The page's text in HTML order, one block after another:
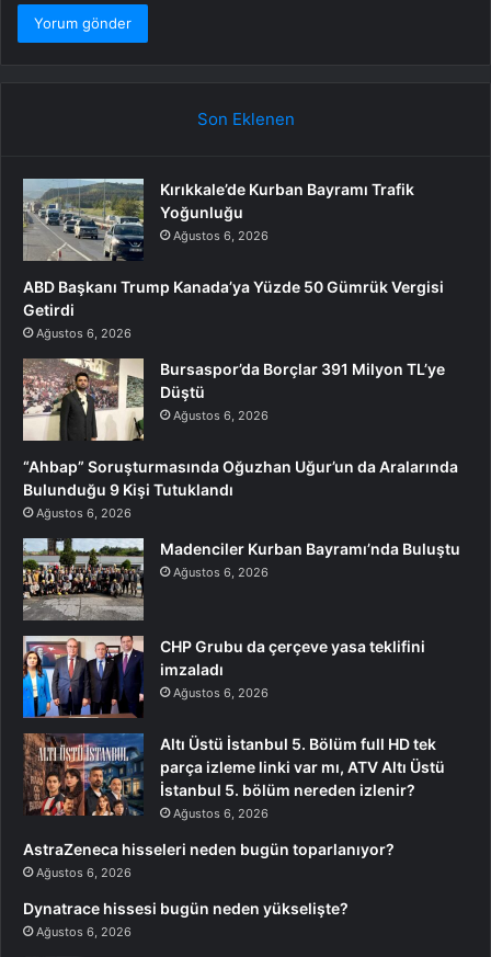
Son Eklenen
Kırıkkale’de Kurban Bayramı Trafik
Yoğunluğu
Ağustos 6, 2026
ABD Başkanı Trump Kanada’ya Yüzde 50 Gümrük Vergisi
Getirdi
Ağustos 6, 2026
Bursaspor’da Borçlar 391 Milyon TL’ye
Düştü
Ağustos 6, 2026
“Ahbap” Soruşturmasında Oğuzhan Uğur’un da Aralarında
Bulunduğu 9 Kişi Tutuklandı
Ağustos 6, 2026
Madenciler Kurban Bayramı’nda Buluştu
Ağustos 6, 2026
CHP Grubu da çerçeve yasa teklifini
imzaladı
Ağustos 6, 2026
Altı Üstü İstanbul 5. Bölüm full HD tek
parça izleme linki var mı, ATV Altı Üstü
İstanbul 5. bölüm nereden izlenir?
Ağustos 6, 2026
AstraZeneca hisseleri neden bugün toparlanıyor?
Ağustos 6, 2026
Dynatrace hissesi bugün neden yükselişte?
Ağustos 6, 2026